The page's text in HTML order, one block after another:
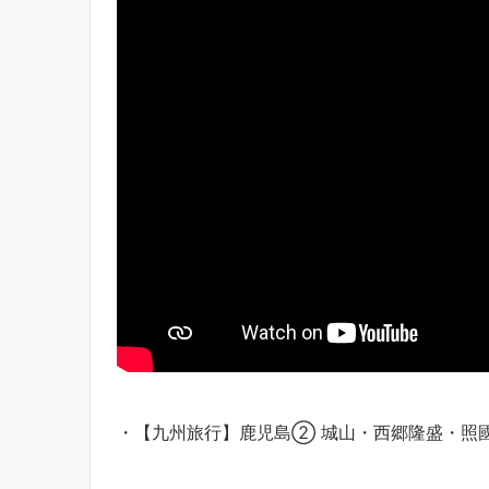
・【九州旅行】鹿児島② 城山・西郷隆盛・照